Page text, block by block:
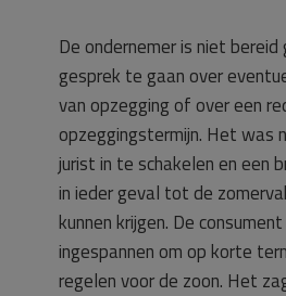
De ondernemer is niet
gesprek te gaan over
van opzegging of over een
opzeggingstermijn. Het was
jurist in te schakelen en een
in ieder geval tot de
kunnen krijgen. De
ingespannen om op korte
regelen voor de zoon. Het